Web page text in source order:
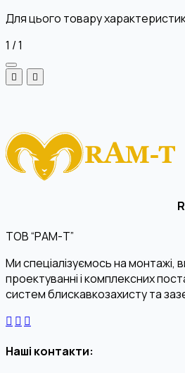
Для цього товару
1 /1
ТОВ “РАМ-Т”
Ми спеціалізуємось на монтажі,
проектуванні і комплексних
систем блискавкозахисту та
Наші контакти: